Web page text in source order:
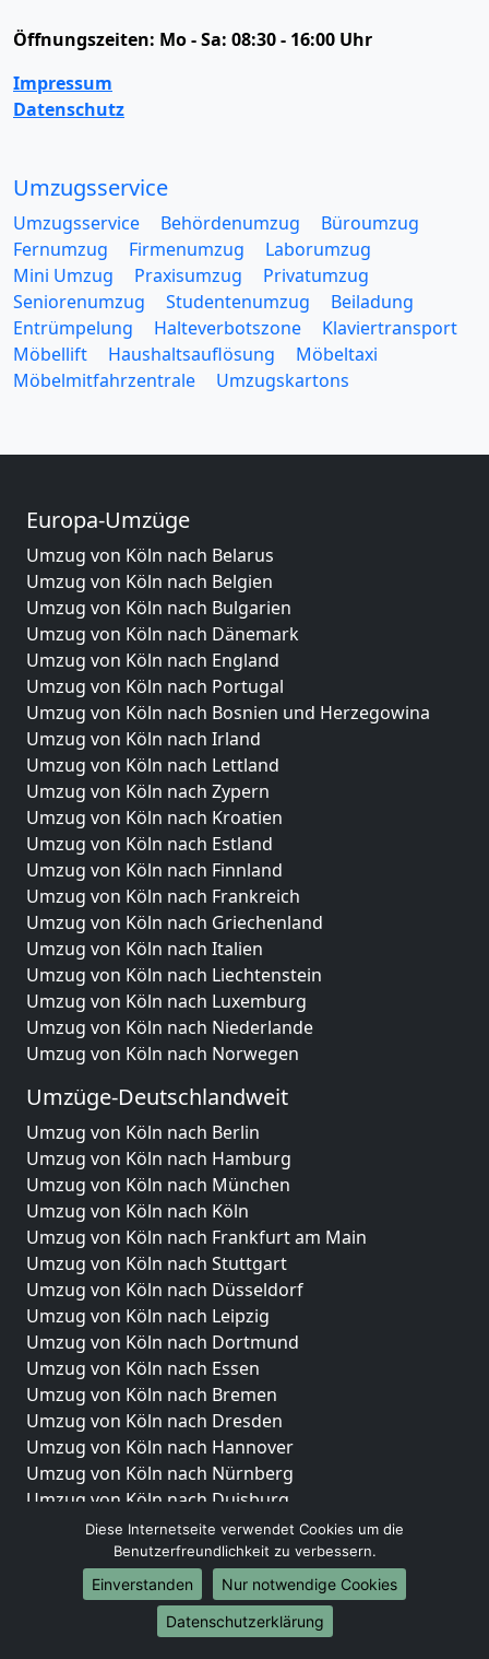
Öffnungszeiten: Mo - Sa: 08:30 - 16:00 Uhr
Impressum
Datenschutz
Umzugsservice
Umzugsservice Behördenumzug
Büroumzug
Fernumzug
Firmenumzug
Laborumzug
Mini Umzug
Praxisumzug
Privatumzug
Seniorenumzug
Studentenumzug
Beiladung
Entrümpelung
Halteverbotszone
Klaviertransport
Möbellift
Haushaltsauflösung
Möbeltaxi
Möbelmitfahrzentrale
Umzugskartons
Europa-Umzüge
Umzug von Köln nach Belarus
Umzug von Köln nach Belgien
Umzug von Köln nach Bulgarien
Umzug von Köln nach Dänemark
Umzug von Köln nach England
Umzug von Köln nach Portugal
Umzug von Köln nach Bosnien und Herzegowina
Umzug von Köln nach Irland
Umzug von Köln nach Lettland
Umzug von Köln nach Zypern
Umzug von Köln nach Kroatien
Umzug von Köln nach Estland
Umzug von Köln nach Finnland
Umzug von Köln nach Frankreich
Umzug von Köln nach Griechenland
Umzug von Köln nach Italien
Umzug von Köln nach Liechtenstein
Umzug von Köln nach Luxemburg
Umzug von Köln nach Niederlande
Umzug von Köln nach Norwegen
Umzüge-Deutschlandweit
Umzug von Köln nach Berlin
Umzug von Köln nach Hamburg
Umzug von Köln nach München
Umzug von Köln nach Köln
Umzug von Köln nach Frankfurt am Main
Umzug von Köln nach Stuttgart
Umzug von Köln nach Düsseldorf
Umzug von Köln nach Leipzig
Umzug von Köln nach Dortmund
Umzug von Köln nach Essen
Umzug von Köln nach Bremen
Umzug von Köln nach Dresden
Umzug von Köln nach Hannover
Umzug von Köln nach Nürnberg
Umzug von Köln nach Duisburg
Umzug von Köln nach Bochum
Umzug von Köln nach Wuppertal
Umzug von Köln nach Bielefeld
Umzug von Köln nach Bonn
Umzug von Köln nach Münster
Diese Internetseite verwendet Cookies um die
Benutzerfreundlichkeit zu verbessern.
Einverstanden
Nur notwendige Cookies
Datenschutzerklärung